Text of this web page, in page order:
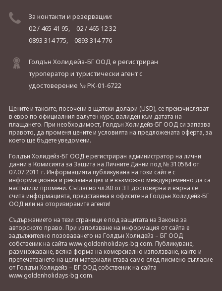
За контакти и резервации:
02 / 465 41 95,
02 / 465 12 32
0893 314 775,
0893 314 776
Голдън Холидейз-БГ ООД е регистриран
туроператор и туристически агент с
удостоверение № РК-01-6722
Цените и таксите, посочени в щатски долари (USD), се преизчисляват
в евро по официалния валутен курс, валиден към датата на
плащането. При необходимост, Голдън Холидейз-БГ ООД си запазва
правото, да променя цените и условията на предложената оферта, за
което ще бъдете уведомени.
Голдън Холидейз-БГ ООД е регистриран администратор на лични
данни в Комисията за Защита на Личните Данни под № 310584 от
07.07.2011 г. Информацията публикувана на този сайт е с
информационна и рекламна цел и е възможно междувременно да са
настъпили промени. Съгласно чл.80 от ЗТ достоверна и вярна се
счита информацията, представена в офисите на Голдън Холидейз-БГ
ООД или на оторизираните агенти!
Съдържанието на тези страници е под защитата на Закона за
авторското право. При използване на информация от сайта е
задължително позоваването на Голдън Холидейз – БГ ООД
собственик на сайта www.goldenholidays-bg.com. Публикуване,
размножаване, всяка форма на комерсиално използване, както и
препечатването на цели материали става само след писмено съгласие
от Голдън Холидейз – БГ ООД собственик на сайта
www.goldenholidays-bg.com.